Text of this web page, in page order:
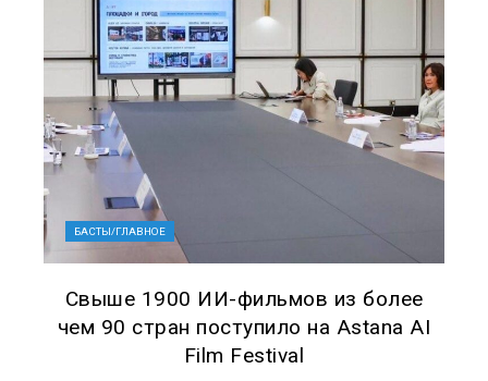
БАСТЫ/ГЛАВНОЕ
Свыше 1900 ИИ-фильмов из более
чем 90 стран поступило на Astana AI
Film Festival